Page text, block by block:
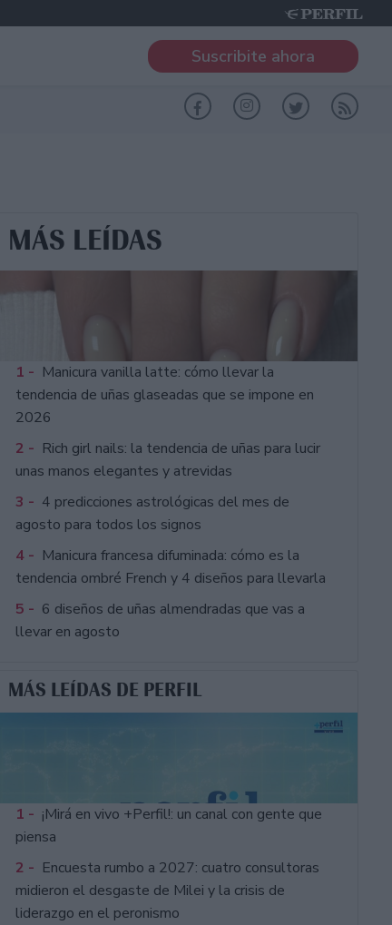
Suscribite ahora
MÁS LEÍDAS
1 - Manicura vanilla latte: cómo llevar la
tendencia de uñas glaseadas que se impone en
2026
2 - Rich girl nails: la tendencia de uñas para lucir
unas manos elegantes y atrevidas
3 - 4 predicciones astrológicas del mes de
agosto para todos los signos
4 - Manicura francesa difuminada: cómo es la
tendencia ombré French y 4 diseños para llevarla
5 - 6 diseños de uñas almendradas que vas a
llevar en agosto
MÁS LEÍDAS DE PERFIL
1 - ¡Mirá en vivo +Perfil!: un canal con gente que
piensa
2 - Encuesta rumbo a 2027: cuatro consultoras
midieron el desgaste de Milei y la crisis de
liderazgo en el peronismo